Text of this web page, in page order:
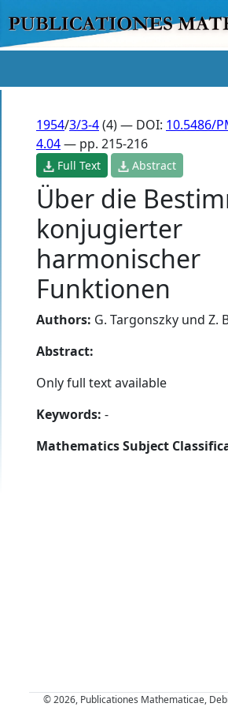
1954/3/3-4(4) — DOI: 10.5486/
4.04— pp. 215-216
Full Text Abstract
Über die
konjugierter
harmonischer
Funktionen
Authors: G. Targonszky und Z.
Abstract:
Only full text available
Keywords: -
Mathematics Subject
© 2026, Publicationes Mathematicae,